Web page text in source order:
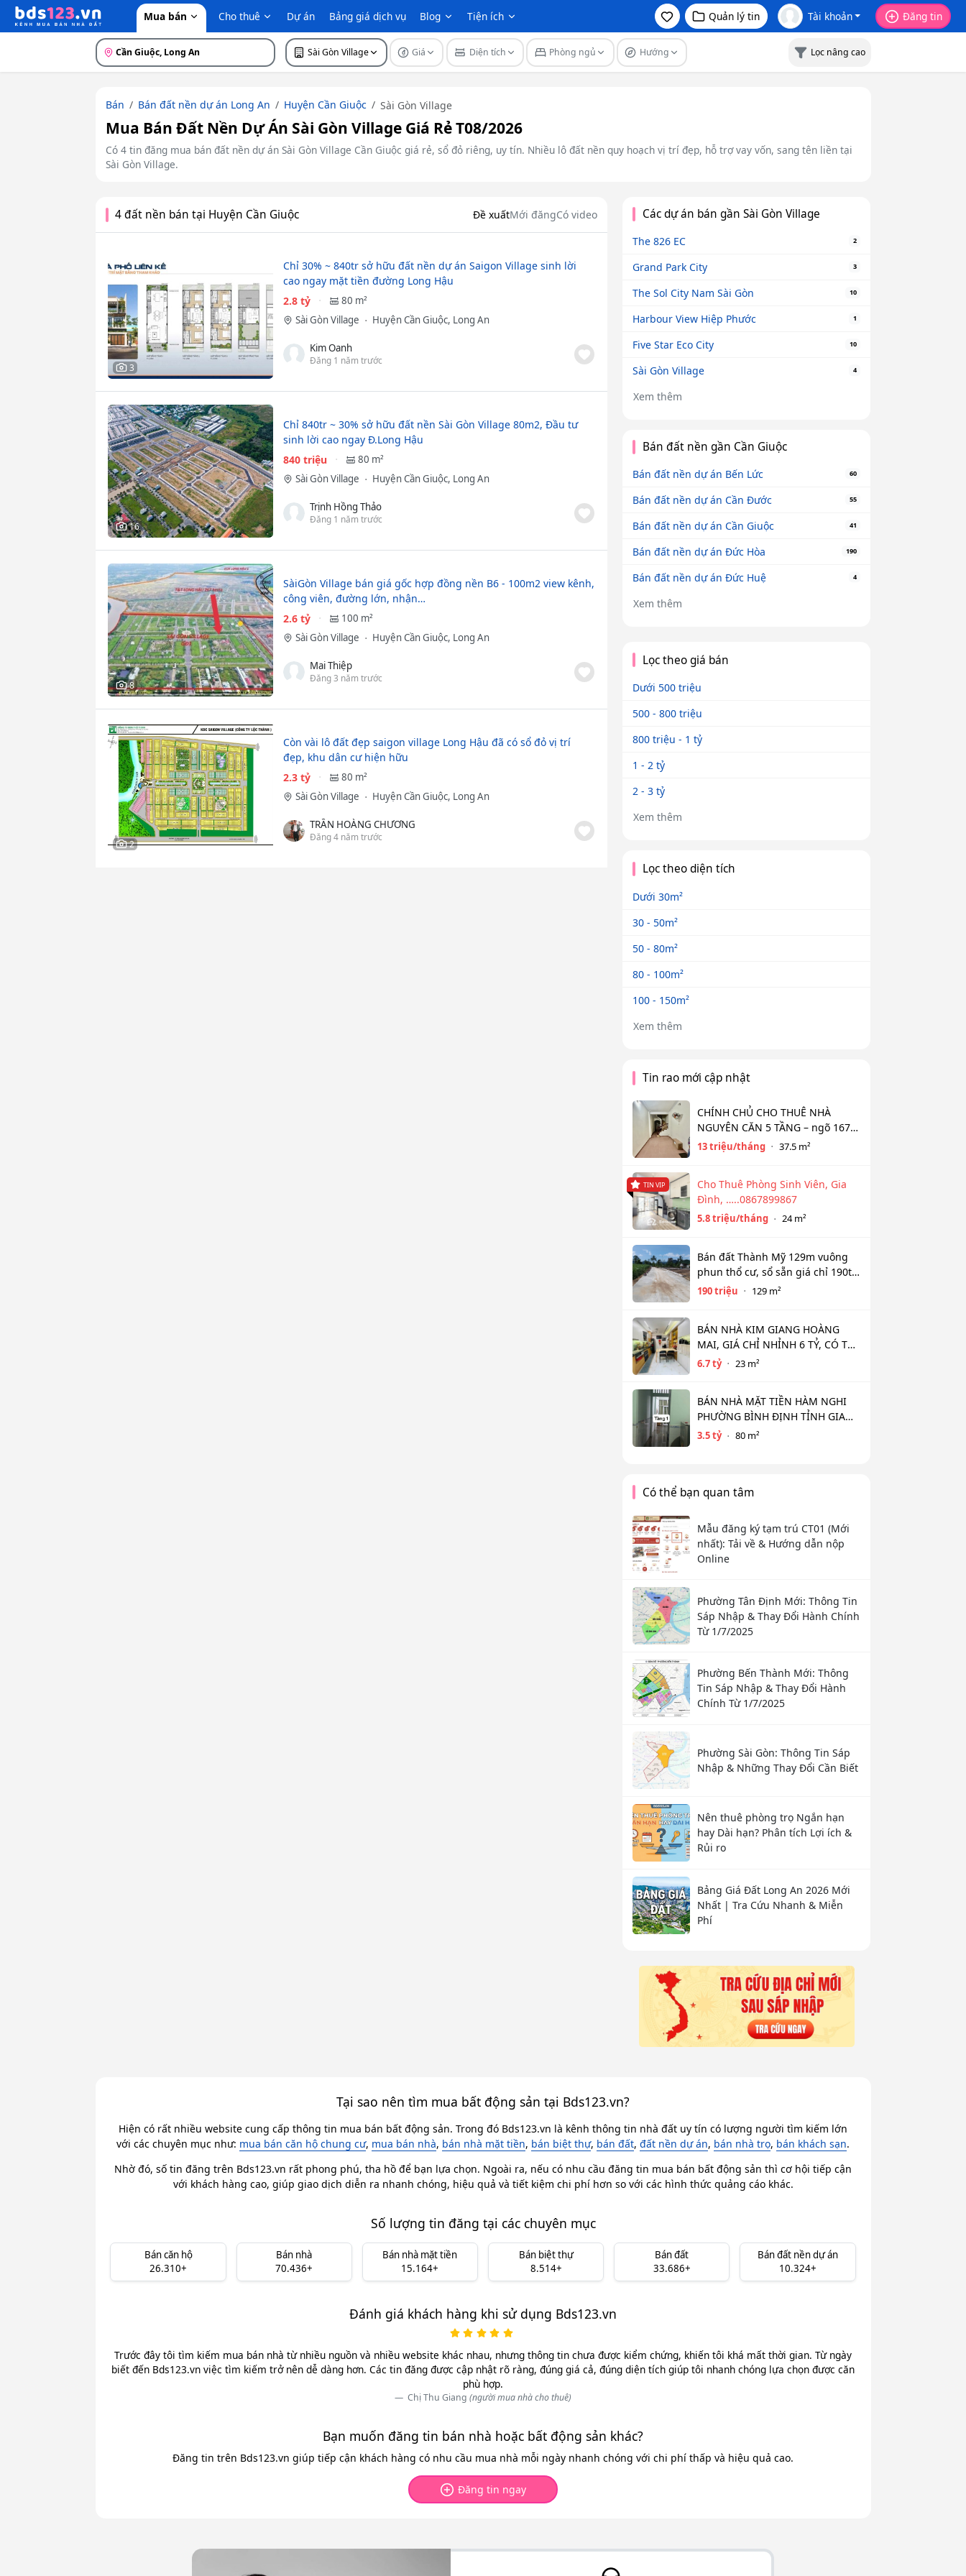
Mua bán Cho thuê Dự án Bảng giá dịch vụ Blog Tiện ích Quản lý tin Tài khoản Đăng tin
Cần Giuộc, Long An Sài Gòn Village Giá Diện tích Phòng ngủ Hướng Lọc nâng cao
Bán Bán đất nền dự án Long An Huyện Cần Giuộc Sài Gòn Village
Mua Bán Đất Nền Dự Án Sài Gòn Village Giá Rẻ T08/2026
Có 4 tin đăng mua bán đất nền dự án Sài Gòn Village Cần Giuộc giá rẻ, sổ đỏ riêng, uy tín. Nhiều lô đất nền quy hoạch vị trí đẹp, hỗ trợ vay vốn, sang tên liền tại
Sài Gòn Village.
4 đất nền bán tại Huyện Cần Giuộc Đề xuấtMới đăngCó video
3
Chỉ 30% ~ 840tr sở hữu đất nền dự án Saigon Village sinh lời
cao ngay mặt tiền đường Long Hậu
2.8 tỷ
80 m²
Sài Gòn Village
Huyện Cần Giuộc, Long An
Kim Oanh
Đăng 1 năm trước
16
Chỉ 840tr ~ 30% sở hữu đất nền Sài Gòn Village 80m2, Đầu tư
sinh lời cao ngay Đ.Long Hậu
840 triệu
80 m²
Sài Gòn Village
Huyện Cần Giuộc, Long An
Trịnh Hồng Thảo
Đăng 1 năm trước
8
SàiGòn Village bán giá gốc hợp đồng nền B6 - 100m2 view kênh,
công viên, đường lớn, nhận…
2.6 tỷ
100 m²
Sài Gòn Village
Huyện Cần Giuộc, Long An
Mai Thiệp
Đăng 3 năm trước
2
Còn vài lô đất đẹp saigon village Long Hậu đã có sổ đỏ vị trí
đẹp, khu dân cư hiện hữu
2.3 tỷ
80 m²
Sài Gòn Village
Huyện Cần Giuộc, Long An
TRẦN HOÀNG CHƯƠNG
Đăng 4 năm trước
Các dự án bán gần Sài Gòn Village
The 826 EC 2
Grand Park City 3
The Sol City Nam Sài Gòn 10
Harbour View Hiệp Phước 1
Five Star Eco City 10
Sài Gòn Village 4
Xem thêm
Bán đất nền gần Cần Giuộc
Bán đất nền dự án Bến Lức 60
Bán đất nền dự án Cần Đước 55
Bán đất nền dự án Cần Giuộc 41
Bán đất nền dự án Đức Hòa 190
Bán đất nền dự án Đức Huệ 4
Xem thêm
Lọc theo giá bán
Dưới 500 triệu
500 - 800 triệu
800 triệu - 1 tỷ
1 - 2 tỷ
2 - 3 tỷ
Xem thêm
Lọc theo diện tích
Dưới 30m²
30 - 50m²
50 - 80m²
80 - 100m²
100 - 150m²
Xem thêm
Tin rao mới cập nhật
CHÍNH CHỦ CHO THUÊ NHÀ
NGUYÊN CĂN 5 TẦNG – ngõ 167
Đồng Cổ, Tây Hồ
13 triệu/tháng 37.5 m²
TIN VIP
Cho Thuê Phòng Sinh Viên, Gia
Đình, …..0867899867
5.8 triệu/tháng 24 m²
Bán đất Thành Mỹ 129m vuông
phun thổ cư, sổ sẵn giá chỉ 190tr
bao sổ
190 triệu 129 m²
BÁN NHÀ KIM GIANG HOÀNG
MAI, GIÁ CHỈ NHỈNH 6 TỶ, CÓ THỂ
THƯƠNG LƯỢNG
6.7 tỷ 23 m²
BÁN NHÀ MẶT TIỀN HÀM NGHI
PHƯỜNG BÌNH ĐỊNH TỈNH GIA
LAI (MỚI )
3.5 tỷ 80 m²
Có thể bạn quan tâm
Mẫu đăng ký tạm trú CT01 (Mới
nhất): Tải về & Hướng dẫn nộp
Online
Phường Tân Định Mới: Thông Tin
Sáp Nhập & Thay Đổi Hành Chính
Từ 1/7/2025
Phường Bến Thành Mới: Thông
Tin Sáp Nhập & Thay Đổi Hành
Chính Từ 1/7/2025
Phường Sài Gòn: Thông Tin Sáp
Nhập & Những Thay Đổi Cần Biết
Nên thuê phòng trọ Ngắn hạn
hay Dài hạn? Phân tích Lợi ích &
Rủi ro
Bảng Giá Đất Long An 2026 Mới
Nhất | Tra Cứu Nhanh & Miễn
Phí
Tại sao nên tìm mua bất động sản tại Bds123.vn?
Hiện có rất nhiều website cung cấp thông tin mua bán bất động sản. Trong đó Bds123.vn là kênh thông tin nhà đất uy tín có lượng người tìm kiếm lớn
với các chuyên mục như: mua bán căn hộ chung cư, mua bán nhà, bán nhà mặt tiền, bán biệt thự, bán đất, đất nền dự án, bán nhà trọ, bán khách sạn.
Nhờ đó, số tin đăng trên Bds123.vn rất phong phú, tha hồ để bạn lựa chọn. Ngoài ra, nếu có nhu cầu đăng tin mua bán bất động sản thì cơ hội tiếp cận
với khách hàng cao, giúp giao dịch diễn ra nhanh chóng, hiệu quả và tiết kiệm chi phí hơn so với các hình thức quảng cáo khác.
Số lượng tin đăng tại các chuyên mục
Bán căn hộ
26.310+
Bán nhà
70.436+
Bán nhà mặt tiền
15.164+
Bán biệt thự
8.514+
Bán đất
33.686+
Bán đất nền dự án
10.324+
Đánh giá khách hàng khi sử dụng Bds123.vn
Trước đây tôi tìm kiếm mua bán nhà từ nhiều nguồn và nhiều website khác nhau, nhưng thông tin chưa được kiểm chứng, khiến tôi khá mất thời gian. Từ ngày
biết đến Bds123.vn việc tìm kiếm trở nên dễ dàng hơn. Các tin đăng được cập nhật rõ ràng, đúng giá cả, đúng diện tích giúp tôi nhanh chóng lựa chọn được căn
phù hợp.
Chị Thu Giang (người mua nhà cho thuê)
Bạn muốn đăng tin bán nhà hoặc bất động sản khác?
Đăng tin trên Bds123.vn giúp tiếp cận khách hàng có nhu cầu mua nhà mỗi ngày nhanh chóng với chi phí thấp và hiệu quả cao.
Đăng tin ngay